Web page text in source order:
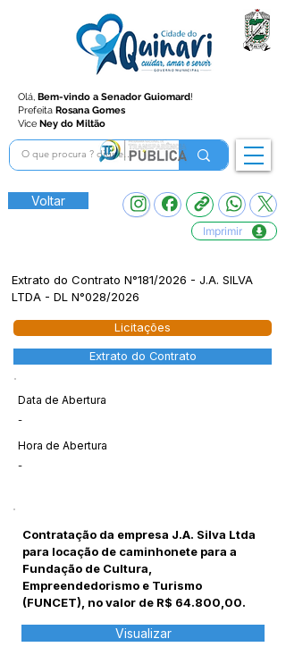
Olá, Bem-vindo a Senador Guiomard!
Prefeita Rosana Gomes
Vice Ney do Miltão
Voltar
Imprimir
Extrato do Contrato N°181/2026 - J.A. SILVA
LTDA - DL N°028/2026
Licitações
Extrato do Contrato
Data de Abertura
-
Hora de Abertura
-
Contratação da empresa J.A. Silva Ltda
para locação de caminhonete para a
Fundação de Cultura,
Empreendedorismo e Turismo
(FUNCET), no valor de R$ 64.800,00.
Visualizar